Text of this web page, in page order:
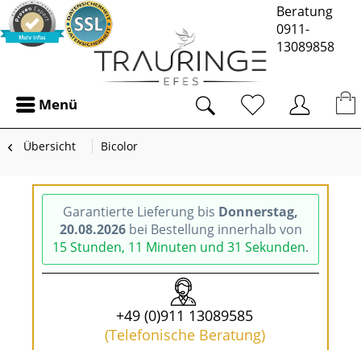
Beratung
0911-
13089858
Menü
Übersicht Bicolor
Garantierte Lieferung bis Donnerstag,
20.08.2026bei Bestellung innerhalb von
15 Stunden, 11 Minuten und 30 Sekunden.
+49 (0)911 13089585
(Telefonische Beratung)